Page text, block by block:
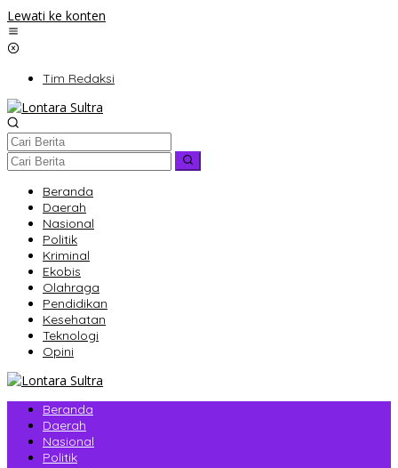
Lewati ke konten
Tim Redaksi
Beranda
Daerah
Nasional
Politik
Kriminal
Ekobis
Olahraga
Pendidikan
Kesehatan
Teknologi
Opini
Beranda
Daerah
Nasional
Politik